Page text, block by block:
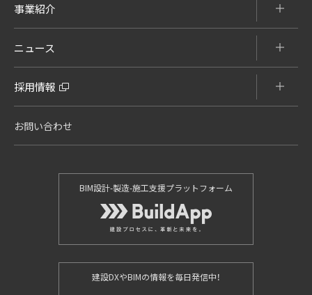
事業紹介
ニュース
採用情報
お問い合わせ
BIM設計-製造-施工支援プラットフォーム
建設DXやBIMの情報を毎日発信中！